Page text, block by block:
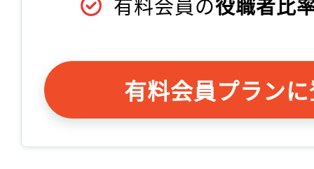
有料会員の役職者比
有料会員プラン